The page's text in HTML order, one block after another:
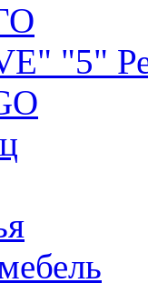
"5"